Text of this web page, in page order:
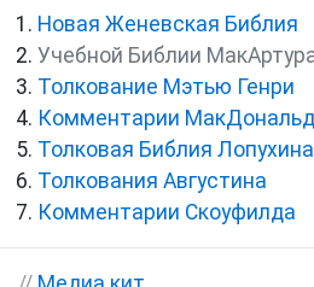
Новая Женевская Библия
Учебной Библии
Толкование Мэтью Генри
Комментарии
Толковая Библия Лопухина
Толкования Августина
Комментарии Скоуфилда